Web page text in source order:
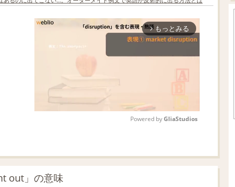
arrow_forward_ios もっとみる
Powered by GliaStudios
out」の意味